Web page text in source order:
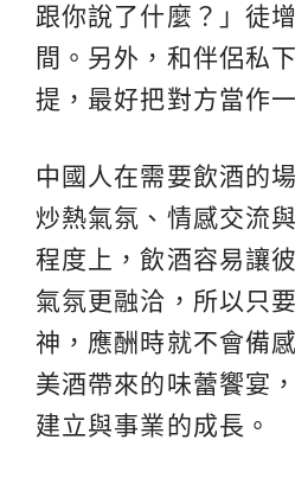
跟你說了什麼？」徒
間。另外，和伴侶私
提，最好把對方當作
中國人在需要飲酒的
炒熱氣氛、情感交流
程度上，飲酒容易讓
氣氛更融洽，所以只
神，應酬時就不會備
美酒帶來的味蕾饗宴
建立與事業的成長。